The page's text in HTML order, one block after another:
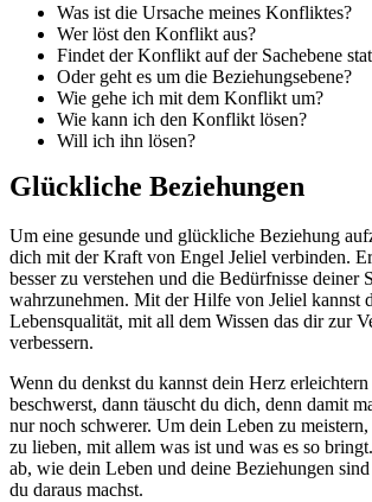
Was ist die Ursache meines Konfliktes?
Wer löst den Konflikt aus?
Findet der Konflikt auf der Sachebene
Oder geht es um die Beziehungsebene?
Wie gehe ich mit dem Konflikt um?
Wie kann ich den Konflikt lösen?
Will ich ihn lösen?
Glückliche Beziehungen
Um eine gesunde und glückliche Beziehung
dich mit der Kraft von Engel Jeliel verbinden.
besser zu verstehen und die Bedürfnisse deiner
wahrzunehmen. Mit der Hilfe von Jeliel kannst
Lebensqualität, mit all dem Wissen das dir zur
verbessern.
Wenn du denkst du kannst dein Herz
beschwerst, dann täuscht du dich, denn damit
nur noch schwerer. Um dein Leben zu
zu lieben, mit allem was ist und was es so
ab, wie dein Leben und deine Beziehungen
du daraus machst.